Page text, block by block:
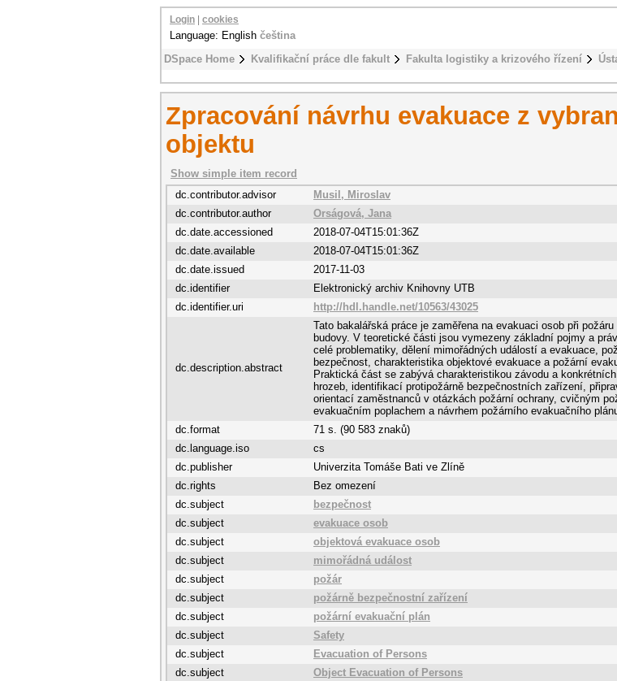
DSpace Home Kvalifikační práce dle fakult Fakulta logistiky a krizového řízení
Login cookies
Language: English čeština
Zpracování návrhu evakuace z
objektu
Show simple item record
dc.contributor.advisor
Musil, Miroslav
dc.contributor.author
Orságová, Jana
dc.date.accessioned
2018-07-04T15:01:36Z
dc.date.available
2018-07-04T15:01:36Z
dc.date.issued
2017-11-03
dc.identifier
Elektronický archiv Knihovny UTB
dc.identifier.uri
http://hdl.handle.net/10563/43025
dc.description.abstract
Tato bakalářská práce je zaměřena na evakuaci osob při
budovy. V teoretické části jsou vymezeny základní pojmy a
celé problematiky, dělení mimořádných událostí a evakuace,
bezpečnost, charakteristika objektové evakuace a požární
Praktická část se zabývá charakteristikou závodu a
hrozeb, identifikací protipožárně bezpečnostních zařízení,
orientací zaměstnanců v otázkách požární ochrany, cvičným
evakuačním poplachem a návrhem požárního evakuačního
dc.format
71 s. (90 583 znaků)
dc.language.iso
cs
dc.publisher
Univerzita Tomáše Bati ve Zlíně
dc.rights
Bez omezení
dc.subject
bezpečnost
dc.subject
evakuace osob
dc.subject
objektová evakuace osob
dc.subject
mimořádná událost
dc.subject
požár
dc.subject
požárně bezpečnostní zařízení
dc.subject
požární evakuační plán
dc.subject
Safety
dc.subject
Evacuation of Persons
dc.subject
Object Evacuation of Persons